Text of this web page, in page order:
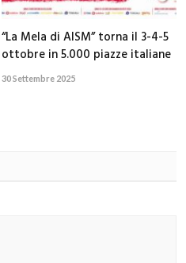
“La Mela di AISM” torna il 3-4-5
ottobre in 5.000 piazze italiane
30 Settembre 2025